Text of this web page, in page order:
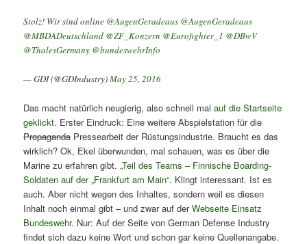
Stolz! Wir sind online @AugenGeradeaus @AugenGeradeaus
@MBDADeutschland @ZF_Konzern @Eurofighter_1 @DBwV
@ThalesGermany @bundeswehrInfo
— GDI (@GDIndustry)May 25, 2016
Das macht natürlich neugierig, also schnell malauf die Startseite
geklickt. Erster Eindruck: Eine weitere Abspielstation für die
Propaganda Pressearbeit der Rüstungsindustrie. Braucht es das
wirklich? Ok, Ekel überwunden, mal schauen, was es über die
Marine zu erfahren gibt.„Teil des Teams – Finnische Boarding-
Soldaten auf der „Frankfurt am Main“. Klingt interessant. Ist es
auch. Aber nicht wegen des Inhaltes, sondern weil es diesen
Inhalt noch einmal gibt – und zwar auf derWebseite Einsatz
Bundeswehr. Nur: Auf der Seite von German Defense Industry
findet sich dazu keine Wort und schon gar keine Quellenangabe.